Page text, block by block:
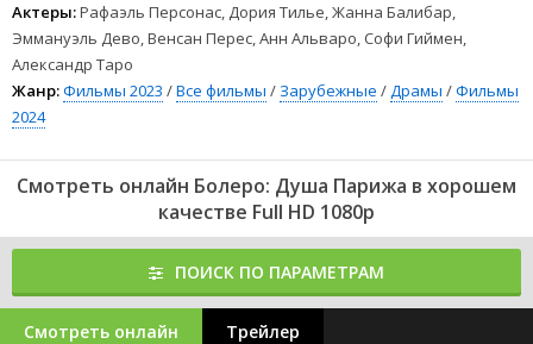
Актеры:Рафаэль Персонас, Дория Тилье, Жанна Балибар,
Эммануэль Дево, Венсан Перес, Анн Альваро, Софи Гиймен,
Александр Таро
Жанр:Фильмы 2023 /Все фильмы / Зарубежные /Драмы /Фильмы
2024
Смотреть онлайн Болеро: Душа Парижа в хорошем
качестве Full HD 1080p
ПОИСК ПО ПАРАМЕТРАМ
Смотреть онлайн Трейлер